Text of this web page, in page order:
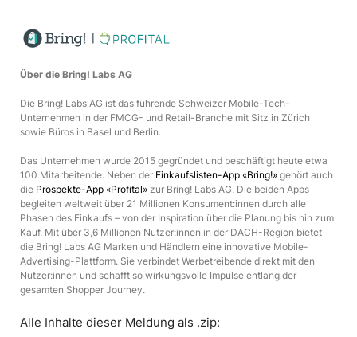
Über die Bring! Labs AG
Die Bring! Labs AG ist das führende Schweizer Mobile-Tech-
Unternehmen in der FMCG- und Retail-Branche mit Sitz in Zürich
sowie Büros in Basel und Berlin.
Das Unternehmen wurde 2015 gegründet und beschäftigt heute etwa
100 Mitarbeitende. Neben der Einkaufslisten-App «Bring!» gehört auch
die Prospekte-App «Profital» zur Bring! Labs AG. Die beiden Apps
begleiten weltweit über 21 Millionen Konsument:innen durch alle
Phasen des Einkaufs – von der Inspiration über die Planung bis hin zum
Kauf. Mit über 3,6 Millionen Nutzer:innen in der DACH-Region bietet
die Bring! Labs AG Marken und Händlern eine innovative Mobile-
Advertising-Plattform. Sie verbindet Werbetreibende direkt mit den
Nutzer:innen und schafft so wirkungsvolle Impulse entlang der
gesamten Shopper Journey.
Alle Inhalte dieser Meldung als .zip: